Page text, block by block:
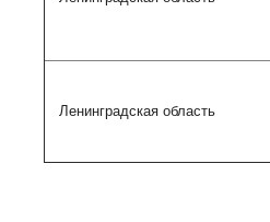
Ленинградская область